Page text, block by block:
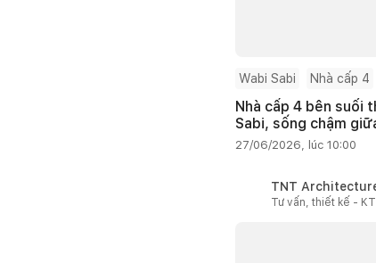
Wabi Sabi Nhà cấp 4
Nhà cấp 4 bên suối
Sabi, sống chậm
27/06/2026, lúc 10:00
TNT
Tư vấn, thiết kế -